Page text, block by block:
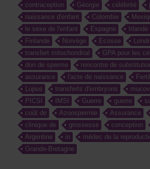
contraception
Géorgie célébrité
naissance d'enfant
Colombie
le sexe de l'enfant
Espagne Irlande
Finlande
Norvège Ecosse
transfert mitochondrial
GPA pour les
don de sperme
rencontre de
assurance
l'acte de naissance
Lupus
transferts d'embryons
PICSI
IMSI Guerre guerre
coût de
Azoospermie Assurance
clinique de
grossesse conception
Argentine
in médec de la
Grande-Bretagne